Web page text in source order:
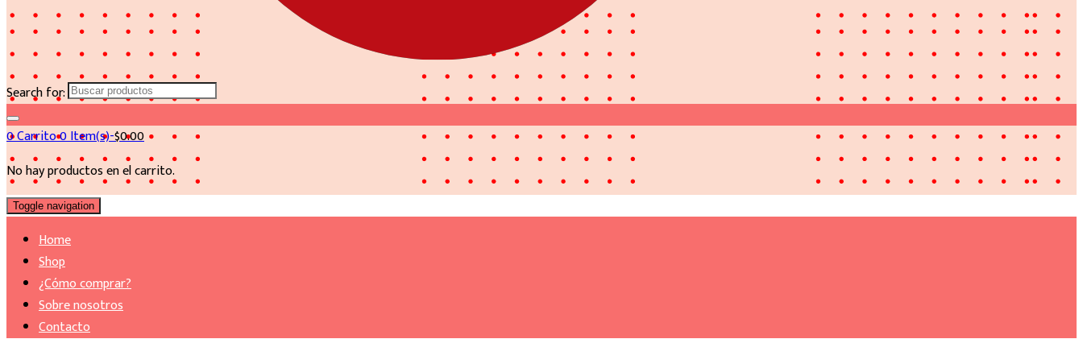
Search for:
0Carrito0 Item(s)-$0.00
No hay productos en el carrito.
Toggle navigation
Home
Shop
¿Cómo comprar?
Sobre nosotros
Contacto